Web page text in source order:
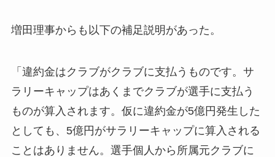
増田理事からも以下の補足説明があった。
「違約金はクラブがクラブに支払うものです。サ
ラリーキャップはあくまでクラブが選手に支払う
ものが算入されます。仮に違約金が5億円発生した
としても、5億円がサラリーキャップに算入される
ことはありません。選手個人から所属元クラブに